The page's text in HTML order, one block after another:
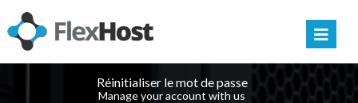
Réinitialiser le mot de passe
Manage your account with us